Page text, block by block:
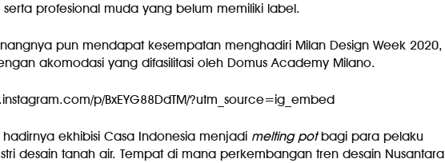
serta profesional muda yang belum memiliki label.
pun mendapat kesempatan menghadiri Milan Design Week 2020,
akomodasi yang difasilitasi oleh Domus Academy Milano.
p/BxEYG88DdTM/?utm_source=ig_embed
hadirnya ekhibisi Casa Indonesia menjadi melting potbagi para pelaku
desain tanah air. Tempat di mana perkembangan tren desain Nusantara